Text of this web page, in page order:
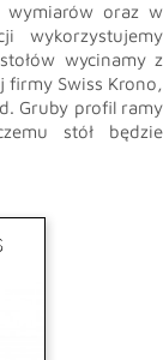
wymiarów oraz w
wykorzystujemy
wycinamy z
firmy Swiss Krono,
Gruby profil ramy
stół będzie